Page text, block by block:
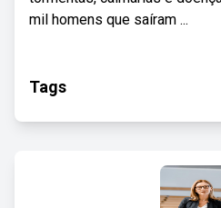
mil homens que saíram ...
Tags